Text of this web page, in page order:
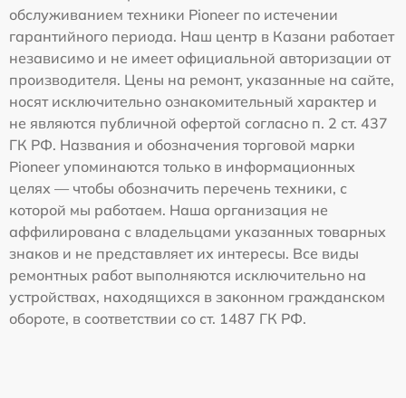
обслуживанием техники Pioneer по истечении
гарантийного периода. Наш центр в Казани работает
независимо и не имеет официальной авторизации от
производителя. Цены на ремонт, указанные на сайте,
носят исключительно ознакомительный характер и
не являются публичной офертой согласно п. 2 ст. 437
ГК РФ. Названия и обозначения торговой марки
Pioneer упоминаются только в информационных
целях — чтобы обозначить перечень техники, с
которой мы работаем. Наша организация не
аффилирована с владельцами указанных товарных
знаков и не представляет их интересы. Все виды
ремонтных работ выполняются исключительно на
устройствах, находящихся в законном гражданском
обороте, в соответствии со ст. 1487 ГК РФ.